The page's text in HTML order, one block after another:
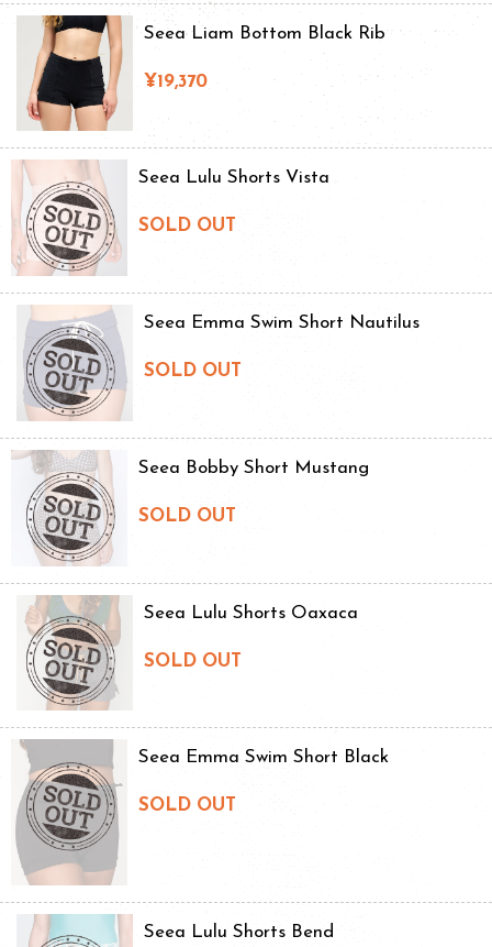
Seea Liam Bottom Black Rib
¥19,370
Seea Lulu Shorts Vista
SOLD OUT
Seea Emma Swim Short Nautilus
SOLD OUT
Seea Bobby Short Mustang
SOLD OUT
Seea Lulu Shorts Oaxaca
SOLD OUT
Seea Emma Swim Short Black
SOLD OUT
Seea Lulu Shorts Bend